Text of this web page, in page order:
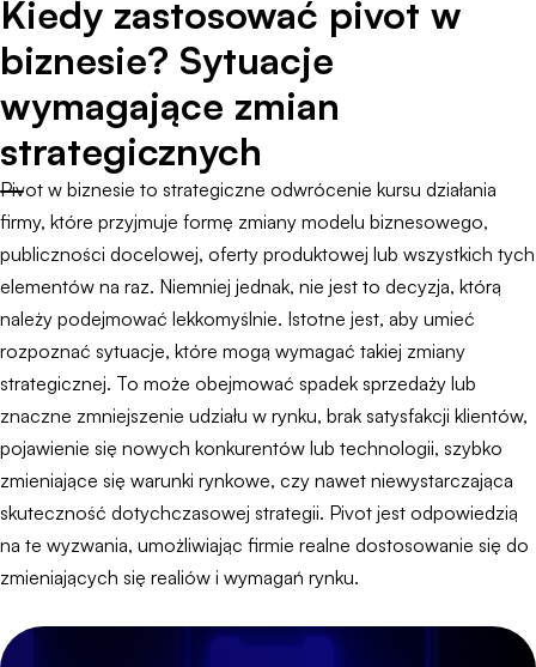
Kiedy zastosować pivot w
biznesie? Sytuacje
wymagające zmian
strategicznych
Pivot w biznesie to strategiczne odwrócenie kursu działania
firmy, które przyjmuje formę zmiany modelu biznesowego,
publiczności docelowej, oferty produktowej lub wszystkich tych
elementów na raz. Niemniej jednak, nie jest to decyzja, którą
należy podejmować lekkomyślnie. Istotne jest, aby umieć
rozpoznać sytuacje, które mogą wymagać takiej zmiany
strategicznej. To może obejmować spadek sprzedaży lub
znaczne zmniejszenie udziału w rynku, brak satysfakcji klientów,
pojawienie się nowych konkurentów lub technologii, szybko
zmieniające się warunki rynkowe, czy nawet niewystarczająca
skuteczność dotychczasowej strategii. Pivot jest odpowiedzią
na te wyzwania, umożliwiając firmie realne dostosowanie się do
zmieniających się realiów i wymagań rynku.